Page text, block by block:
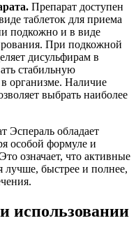
Препарат доступен
таблеток для приема
подкожно и в виде
При подкожной
дисульфирам в
стабильную
организме. Наличие
выбрать наиболее
Эспераль обладает
особой формуле и
означает, что активные
лучше, быстрее и полнее,
использовании